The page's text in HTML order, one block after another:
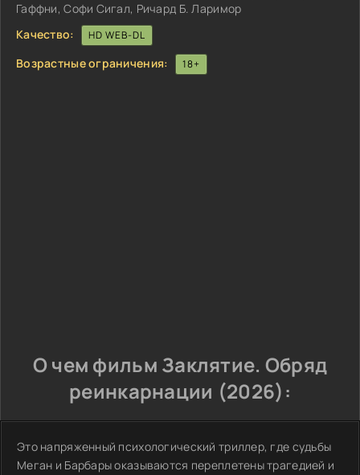
Гаффни, Софи Сигал, Ричард Б. Ларимор
Качество:
HD WEB-DL
Возрастные ограничения: 18+
О чем фильм Заклятие. Обряд
реинкарнации (2026):
Это напряженный психологический триллер, где судьбы
Меган и Барбары оказываются переплетены трагедией и